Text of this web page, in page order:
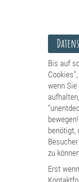
Bis auf
wenn
benötigt,
zu
Erst